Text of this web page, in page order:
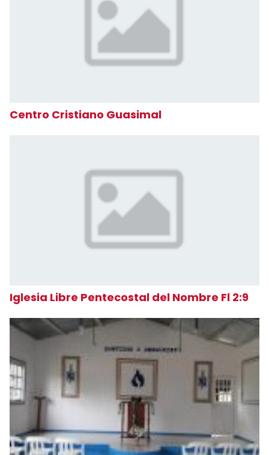
Centro Cristiano Guasimal
Iglesia Libre Pentecostal del Nombre Fl 2:9